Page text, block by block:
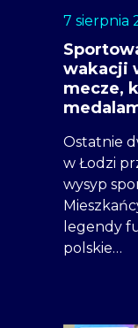
7 sierpnia
wakacji
mecze,
Ostatnie
w Łodzi
wysyp
legendy
polskie…